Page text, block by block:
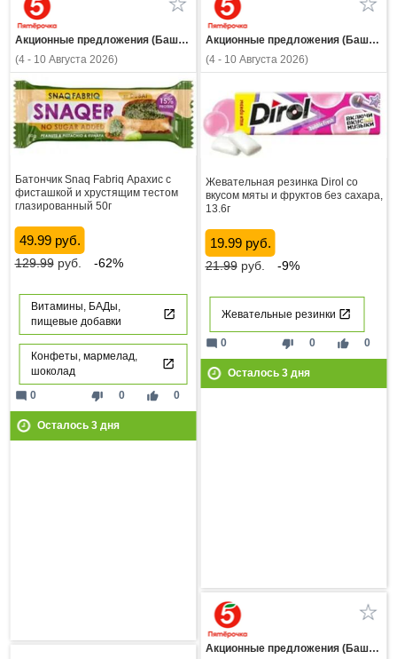
Акционные предложения (Башкортостан)
(4 - 10 Августа 2026)
Батончик Snaq Fabriq Арахис с
фисташкой и хрустящим тестом
глазированный 50г
49.99 руб.
129.99руб. -62%
Витамины, БАДы,
пищевые добавки
Конфеты, мармелад,
шоколад
thumb_down 0 thumb_up 0
mode_comment 0
Осталось 3дня
Акционные предложения (Башкортостан)
(4 - 10 Августа 2026)
Жевательная резинка Dirol со
вкусом мяты и фруктов без сахара,
13.6г
19.99 руб.
21.99руб. -9%
Жевательные резинки
thumb_down 0 thumb_up 0
mode_comment 0
Осталось 3дня
Акционные предложения (Башкортостан)